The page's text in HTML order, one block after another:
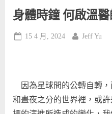
身體時鐘 何啟溫
Posted
15 4 月, 2024 By
Jeff Yu
因為星球間的公轉自轉，
和晝夜之分的世界裡，或